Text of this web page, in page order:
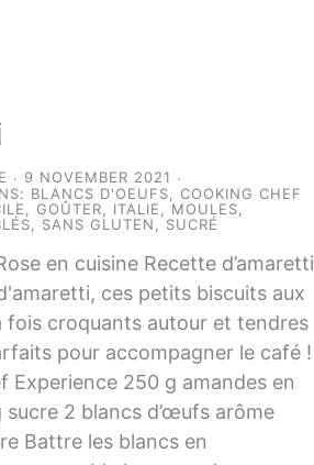
9 NOVEMBER 2021
BLANCS D'OEUFS ,COOKING CHEF
,GOÛTER ITALIE MOULES
SANS GLUTEN SUCRÉ
en cuisine Recette d’amaretti
ces petits biscuits aux
fois croquants autour et tendres
pour accompagner le café !
Experience 250 g amandes en
sucre 2 blancs d’œufs arôme
Battre les blancs en